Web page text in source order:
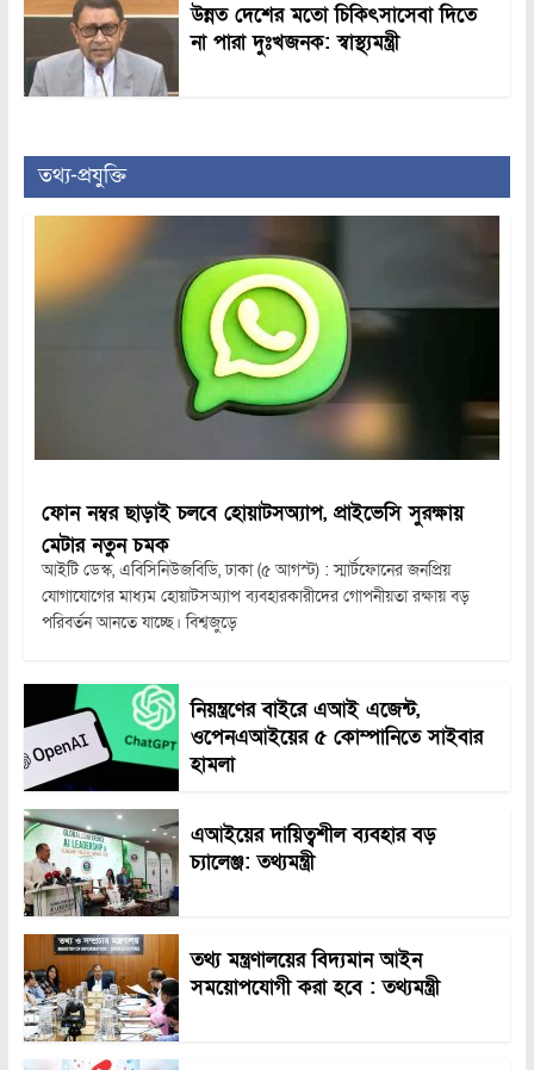
উন্নত দেশের মতো চিকিৎসাসেবা দিতে
না পারা দুঃখজনক: স্বাস্থ্যমন্ত্রী
তথ্য-প্রযুক্তি
ফোন নম্বর ছাড়াই চলবে হোয়াটসঅ্যাপ, প্রাইভেসি সুরক্ষায়
মেটার নতুন চমক
আইটি ডেস্ক, এবিসিনিউজবিডি, ঢাকা (৫ আগস্ট) : স্মার্টফোনের জনপ্রিয়
যোগাযোগের মাধ্যম হোয়াটসঅ্যাপ ব্যবহারকারীদের গোপনীয়তা রক্ষায় বড়
পরিবর্তন আনতে যাচ্ছে। বিশ্বজুড়ে
নিয়ন্ত্রণের বাইরে এআই এজেন্ট,
ওপেনএআইয়ের ৫ কোম্পানিতে সাইবার
হামলা
এআইয়ের দায়িত্বশীল ব্যবহার বড়
চ্যালেঞ্জ: তথ্যমন্ত্রী
তথ্য মন্ত্রণালয়ের বিদ্যমান আইন
সময়োপযোগী করা হবে : তথ্যমন্ত্রী